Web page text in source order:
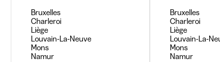
Bruxelles
Charleroi
Liège
Louvain-La-Neuve
Mons
Namur
Bruxelles
Charleroi
Liège
Louvain-La-
Mons
Namur